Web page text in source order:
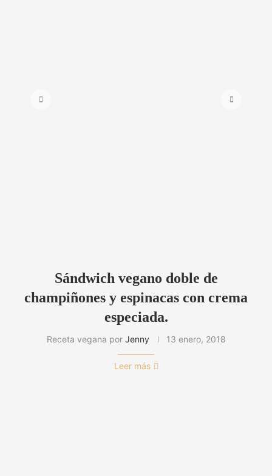
Sándwich vegano doble de
champiñones y espinacas con crema
especiada.
Receta vegana por Jenny 13 enero, 2018
Leer más